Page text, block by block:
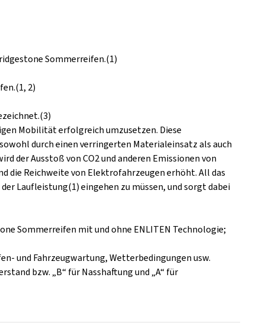
Sommerreifen.(1)
2)
Mobilität erfolgreich umzusetzen. Diese
durch einen verringerten Materialeinsatz als auch
der Ausstoß von CO2 und anderen Emissionen von
die Reichweite von Elektrofahrzeugen erhöht. All das
Laufleistung(1) eingehen zu müssen, und sorgt dabei
Sommerreifen mit und ohne ENLITEN Technologie;
und Fahrzeugwartung, Wetterbedingungen usw.
bzw. „B“ für Nasshaftung und „A“ für